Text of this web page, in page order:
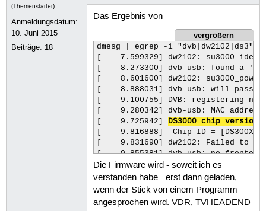
203
204
207
218
219
220
221
223
(Themenstarter)
Anmeldungsdatum:
10. Juni 2015
Beiträge: 18
Das Ergebnis von
vergrößern
dmesg | egrep -i "dvb|dw2102|ds3"
[    7.599329] dw2102:
[    8.273300] dvb-usb: found a
[    8.601600] dw2102:
[    8.888031] dvb-usb: will pass
[    9.100755] DVB: registering new
[    9.280342] dvb-usb: MAC
[    9.725942]
DS3000 chip
[    9.816888]  Chip ID =
[    9.831690] dw2102: Failed to
[    9.855381] dvb-usb: no frontend
[    9.877814] input: IR-receiver
[    9.918591] dvb-usb: schedule
[    9.957687] dw2102:
[    9.993523] dvb-usb: Terratec
[   10.014371] usbcore: registered
Die Firmware wird - soweit ich es
verstanden habe - erst dann geladen,
wenn der Stick von einem Programm
angesprochen wird. VDR, TVHEADEND